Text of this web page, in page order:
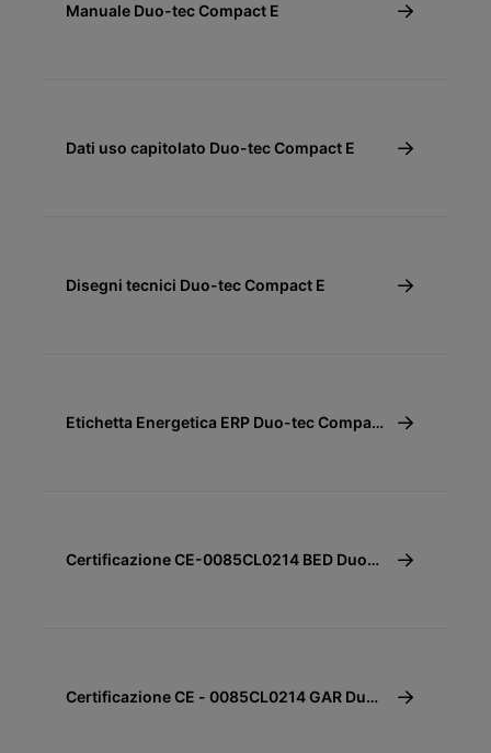
Manuale Duo-tec Compact E
Dati uso capitolato Duo-tec Compact E
Disegni tecnici Duo-tec Compact E
Etichetta Energetica ERP Duo-tec Compact
Certificazione CE-0085CL0214 BED Duo-
Certificazione CE - 0085CL0214 GAR Duo-